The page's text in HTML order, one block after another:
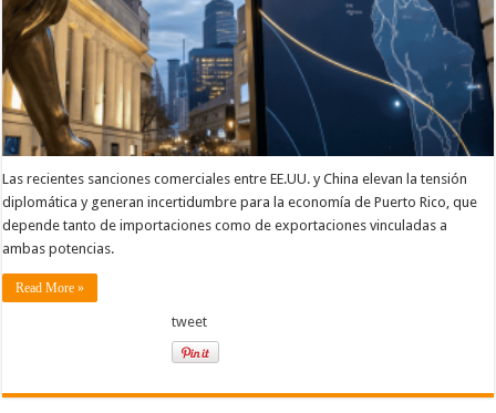
Las recientes sanciones comerciales entre EE.UU. y China elevan la tensión
diplomática y generan incertidumbre para la economía de Puerto Rico, que
depende tanto de importaciones como de exportaciones vinculadas a
ambas potencias.
Read More »
tweet